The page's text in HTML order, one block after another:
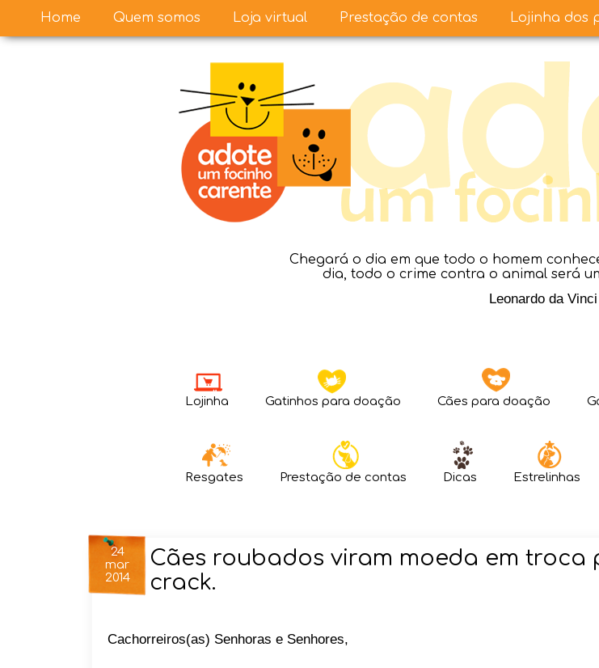
Chegará o dia em que todo o homem
dia, todo o crime contra o animal será
Leonardo da Vinci
Lojinha Gatinhos para doação Cães para doação
Resgates Prestação de contas Dicas Estrelinhas
24
mar
2014
Cães roubados viram moeda em troca
crack.
Cachorreiros(as) Senhoras e Senhores,
Home Quem somos Loja virtual Prestação de contas Lojinha dos